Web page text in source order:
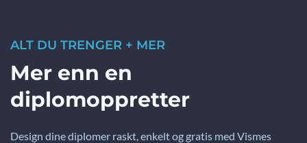
ALT DU TRENGER + MER
Mer enn en
diplomoppretter
Design dine diplomer raskt, enkelt og gratis med Vismes